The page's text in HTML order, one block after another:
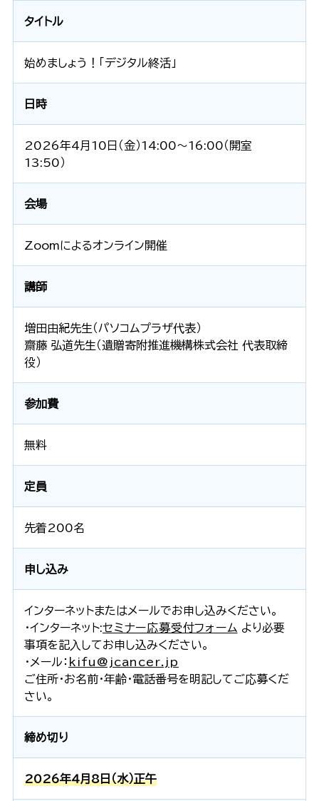
タイトル
始めましょう！「デジタル終活」
日時
2026年4月10日（金）14:00〜16:00（開室
13:50）
会場
Zoomによるオンライン開催
講師
増田由紀先生（パソコムプラザ代表）
齋藤 弘道先生（遺贈寄附推進機構株式会社 代表取締
役）
参加費
無料
定員
先着200名
申し込み
インターネットまたはメールでお申し込みください。
・インターネット:セミナー応募受付フォーム より必要
事項を記⼊してお申し込みください。
・メール： kifu@jcancer.jp
ご住所・お名前・年齢・電話番号を明記してご応募くだ
さい。
締め切り
2026年4月8日（水）正午